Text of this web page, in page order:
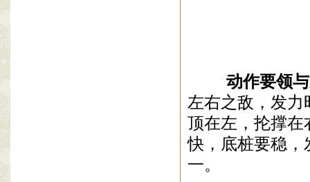
动作要领
左右之敌，发
顶在左，抡撑在
快，底桩要稳，
一。